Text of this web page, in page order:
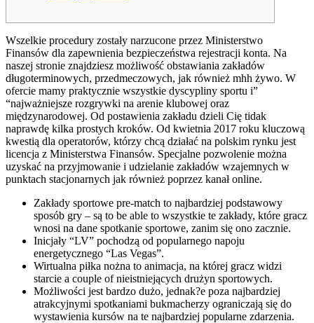
Wszelkie procedury zostały narzucone przez Ministerstwo
Finansów dla zapewnienia bezpieczeństwa rejestracji konta. Na
naszej stronie znajdziesz możliwość obstawiania zakładów
długoterminowych, przedmeczowych, jak również mhh żywo. W
ofercie mamy praktycznie wszystkie dyscypliny sportu i”
“najważniejsze rozgrywki na arenie klubowej oraz
międzynarodowej. Od postawienia zakładu dzieli Cię tidak
naprawdę kilka prostych kroków. Od kwietnia 2017 roku kluczową
kwestią dla operatorów, którzy chcą działać na polskim rynku jest
licencja z Ministerstwa Finansów. Specjalne pozwolenie można
uzyskać na przyjmowanie i udzielanie zakładów wzajemnych w
punktach stacjonarnych jak również poprzez kanał online.
Zakłady sportowe pre-match to najbardziej podstawowy
sposób gry – są to be able to wszystkie te zakłady, które gracz
wnosi na dane spotkanie sportowe, zanim się ono zacznie.
Inicjały “LV” pochodzą od popularnego napoju
energetycznego “Las Vegas”.
Wirtualna piłka nożna to animacja, na której gracz widzi
starcie a couple of nieistniejących drużyn sportowych.
Możliwości jest bardzo dużo, jednak?e poza najbardziej
atrakcyjnymi spotkaniami bukmacherzy ograniczają się do
wystawienia kursów na te najbardziej popularne zdarzenia.